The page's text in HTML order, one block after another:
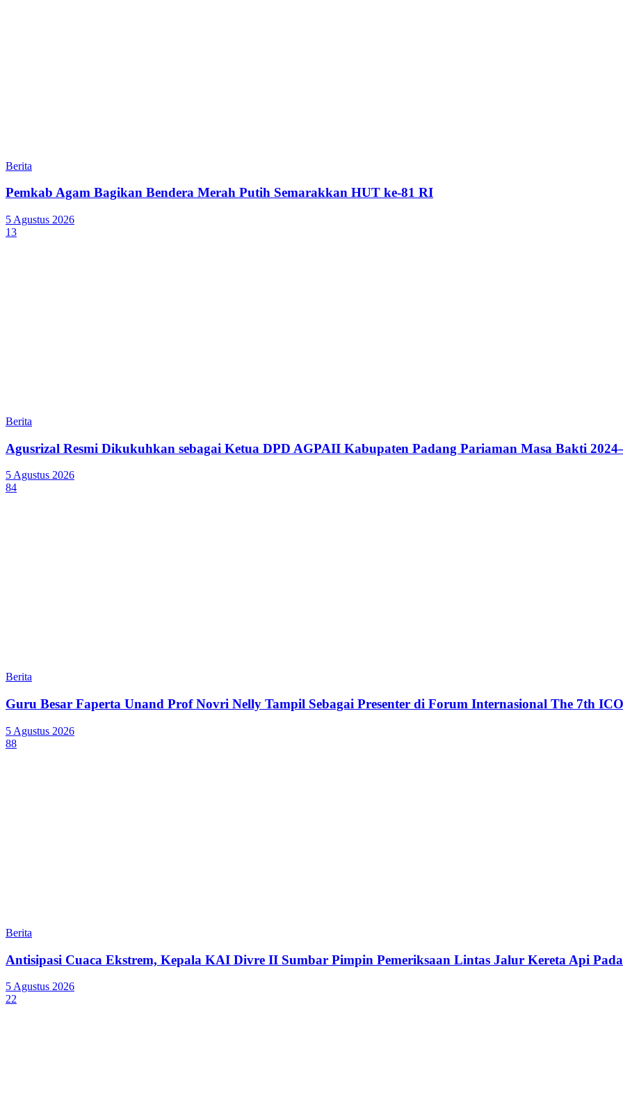
Berita
Pemkab Agam Bagikan Bendera Merah Putih Semarakkan HUT ke-81 RI
5 Agustus 2026
13
Berita
Agusrizal Resmi Dikukuhkan sebagai Ketua DPD AGPAII Kabupaten Padang Pariaman Masa Bakti
5 Agustus 2026
84
Berita
Guru Besar Faperta Unand Prof Novri Nelly Tampil Sebagai Presenter di Forum Internasional The 7th
5 Agustus 2026
88
Berita
Antisipasi Cuaca Ekstrem, Kepala KAI Divre II Sumbar Pimpin Pemeriksaan Lintas Jalur Kereta Api
5 Agustus 2026
22